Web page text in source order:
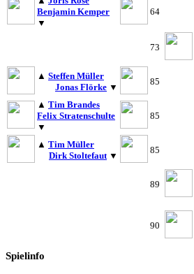
Benjamin Kemper
▼
64
73
▲ Steffen Müller
Jonas Flörke ▼
85
▲ Tim Brandes
Felix Stratenschulte
▼
85
▲ Tim Müller
Dirk Stoltefaut ▼
85
89
90
Spielinfo